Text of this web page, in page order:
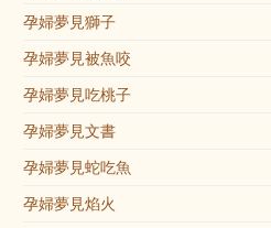
孕婦夢見獅子
孕婦夢見被魚咬
孕婦夢見吃桃子
孕婦夢見文書
孕婦夢見蛇吃魚
孕婦夢見焰火